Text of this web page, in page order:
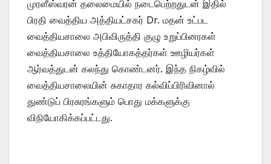
முரளீஸ்வரன் தலைமையில் நடைபெற்றதுடன் இதில்
பிரதி வைத்திய அத்தியட்சகர் Dr. மதன் உட்பட
வைத்தியசாலை அபிவிருத்தி குழு உறுப்பினரகள்
வைத்தியசாலை உத்தியோகத்தர்கள் ஊழியர்கள்
ஆர்வத்துடன் கலந்து கொண்டனர். இந்த நிகழ்வில்
வைத்தியசாலையின் சுகாதார கல்விப்பிரிவினால்
துண்டுப் பிரசுரங்களும் பொது மக்களுக்கு
விநியோகிக்கப்பட்டது.